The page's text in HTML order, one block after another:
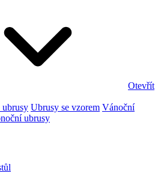
Otevřít
ubrusy Ubrusy se vzorem Vánoční
ubrusy